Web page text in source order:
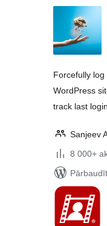
Forcefully
WordPress
track last
Sanjeev
8 000+